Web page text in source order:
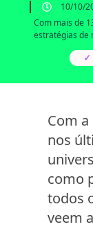
10/10/
Com mais de
estratégias de
✓
Com
nos
como
todos
veem